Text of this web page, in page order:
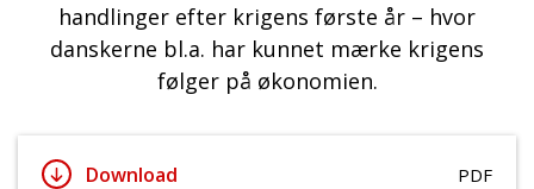
handlinger efter krigens første år – hvor
danskerne bl.a. har kunnet mærke krigens
følger på økonomien.
Download PDF